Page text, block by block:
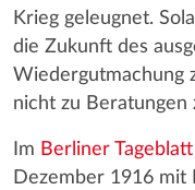
Krieg geleugnet.
die Zukunft des
Wiedergutmachung
nicht zu Beratungen
Im Berliner Tageblatt
Dezember 1916 mit